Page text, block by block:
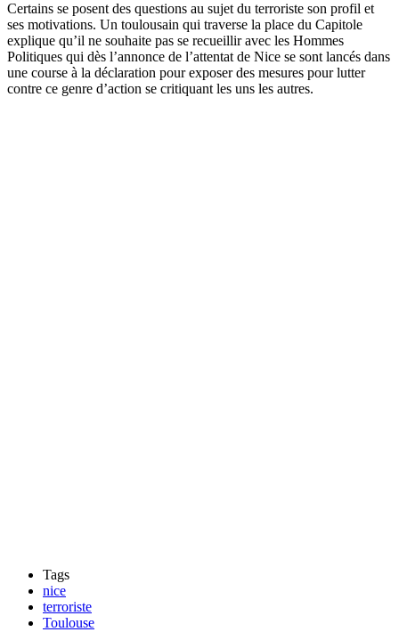
Certains se posent des questions au sujet du terroriste son profil et
ses motivations. Un toulousain qui traverse la place du Capitole
explique qu’il ne souhaite pas se recueillir avec les Hommes
Politiques qui dès l’annonce de l’attentat de Nice se sont lancés dans
une course à la déclaration pour exposer des mesures pour lutter
contre ce genre d’action se critiquant les uns les autres.
Tags
nice
terroriste
Toulouse